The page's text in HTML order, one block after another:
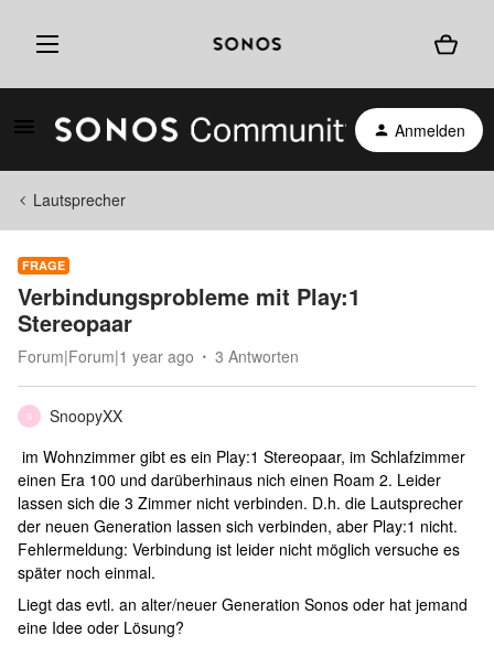
Anmelden
Lautsprecher
FRAGE
Verbindungsprobleme mit Play:1
Stereopaar
Forum|Forum|1 year ago 3 Antworten
S
SnoopyXX
im Wohnzimmer gibt es ein Play:1 Stereopaar, im Schlafzimmer
einen Era 100 und darüberhinaus nich einen Roam 2. Leider
lassen sich die 3 Zimmer nicht verbinden. D.h. die Lautsprecher
der neuen Generation lassen sich verbinden, aber Play:1 nicht.
Fehlermeldung: Verbindung ist leider nicht möglich versuche es
später noch einmal.
Liegt das evtl. an alter/neuer Generation Sonos oder hat jemand
eine Idee oder Lösung?